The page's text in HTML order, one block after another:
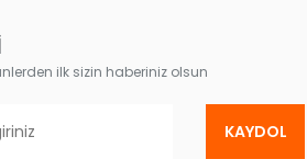
ilk sizin haberiniz olsun
KAYDOL